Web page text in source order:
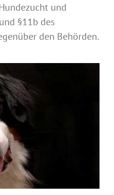
und
§11b des
den Behörden.